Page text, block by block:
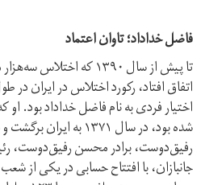
فاضل خداداد؛ تاوان اعتماد
تا پیش از سال ۱۳۹۰ که
اتفاق افتاد، رکورد اختلاس در ایران
شده بود، در سال ۱۳۷۱ به
رفیق‌دوست، برادر محسن رفیق‌دوست،
جانبازان، با افتتاح حسابی در یکی از